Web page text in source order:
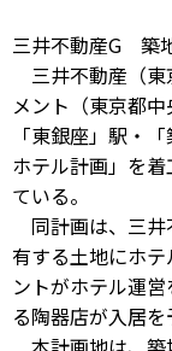
三井不動産G 築
三井不動産（東
メント（東京都
「東銀座」駅・
ホテル計画」を
ている。
同計画は、三井
有する土地にホ
ントがホテル運
る陶器店が入居を